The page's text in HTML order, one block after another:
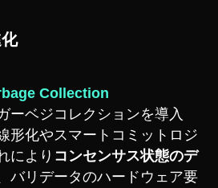
Collection
ーベジコレクションを導入
形化やスマートコミットロジ
により コンセンサス状態のデ
バリデータのハードウェア要